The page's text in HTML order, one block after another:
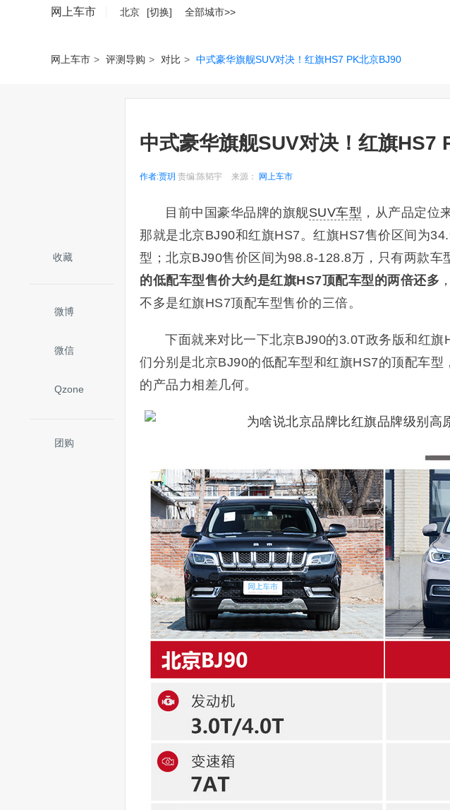
网上车市 北京 [切换] 全部城市>>
网上车市 > 评测导购 > 对比 > 中式豪华旗舰SUV对决！红旗HS7 PK北京BJ90
收藏
微博
微信
Qzone
团购
中式豪华旗舰SUV对决！红旗HS7
作者:贾玥 责编:陈韬宇 来源： 网上车市
目前中国豪华品牌的旗舰SUV车型 ，从产品定位
那就是北京BJ90和红旗HS7。红旗HS7售价区间为
型；北京BJ90售价区间为98.8-128.8万，只有两款车
的低配车型售价大约是红旗HS7顶配车型的两倍还多
不多是红旗HS7顶配车型售价的三倍。
下面就来对比一下北京BJ90的3.0T政务版和红旗
们分别是北京BJ90的低配车型和红旗HS7的顶配车型
的产品力相差几何。